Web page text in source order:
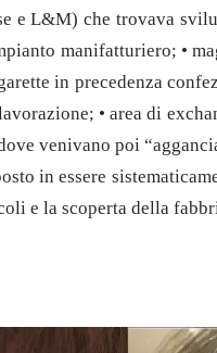
e L&M) che trovava
manifatturiero; •
in precedenza
• area di
venivano poi
in essere
e la scoperta della